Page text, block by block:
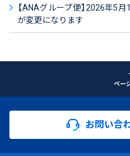
【ANAグループ便】2026年5
が変更になります
ペー
お問い合